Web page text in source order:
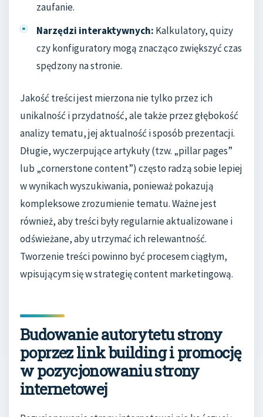
zaufanie.
Narzędzi interaktywnych: Kalkulatory, quizy
czy konfiguratory mogą znacząco zwiększyć czas
spędzony na stronie.
Jakość treści jest mierzona nie tylko przez ich
unikalność i przydatność, ale także przez głębokość
analizy tematu, jej aktualność i sposób prezentacji.
Długie, wyczerpujące artykuły (tzw. „pillar pages”
lub „cornerstone content”) często radzą sobie lepiej
w wynikach wyszukiwania, ponieważ pokazują
kompleksowe zrozumienie tematu. Ważne jest
również, aby treści były regularnie aktualizowane i
odświeżane, aby utrzymać ich relewantność.
Tworzenie treści powinno być procesem ciągłym,
wpisującym się w strategię content marketingową.
Budowanie autorytetu strony
poprzez link building i promocję
w pozycjonowaniu strony
internetowej